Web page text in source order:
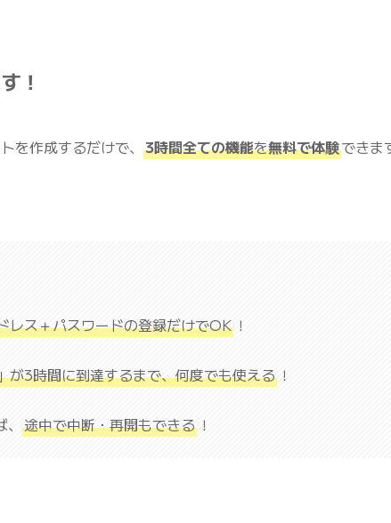
！
を作成するだけで、 3時間全ての機能を無料で体験できま
レス＋パスワードの登録だけでOK ！
が3時間に到達するまで、何度でも使える ！
途中で中断・再開もできる ！